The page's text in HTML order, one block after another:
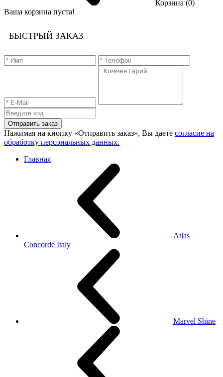
Корзина (0)
Ваша корзина пуста!
БЫСТРЫЙ ЗАКАЗ
Отправить заказ
Нажимая на кнопку «Отправить заказ», Вы даете согласие на
обработку персональных данных.
Главная
Atlas
Concorde Italy
Marvel Shine